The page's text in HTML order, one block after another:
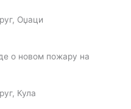
, Оџаци
о новом пожару на
, Кула